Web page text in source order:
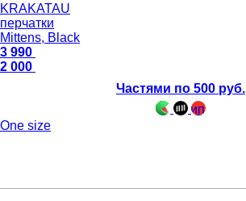
KRAKATAU
перчатки
Mittens, Black
3 990
2 000
Частями по 500 руб.
One size